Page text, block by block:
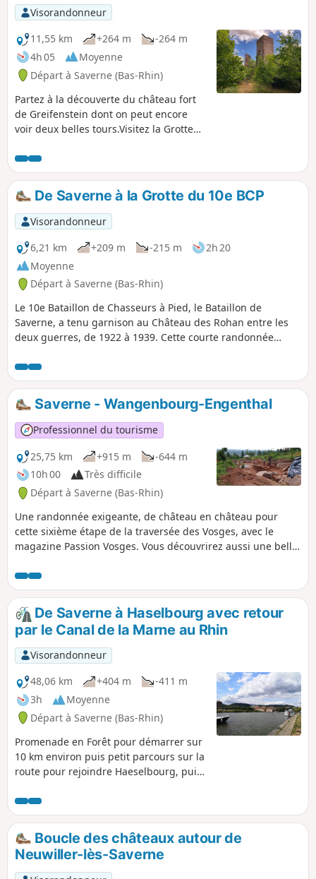
Visorandonneur
11,55 km
+264 m
-264 m
4h 05
Moyenne
Départ à Saverne (Bas-Rhin)
Partez à la découverte du château fort
de Greifenstein dont on peut encore
voir deux belles tours.Visitez la Grotte
dans le grès, surplombée d'un plateau
où un magnifique jardin alpestre a été
aménagé. Une vue surprenante sur le
château du Haut-Barr vous y attend !
De Saverne à la Grotte du 10e BCP
Visorandonneur
6,21 km
+209 m -215 m
2h 20
Moyenne
Départ à Saverne (Bas-Rhin)
Le 10e Bataillon de Chasseurs à Pied, le Bataillon de
Saverne, a tenu garnison au Château des Rohan entre les
deux guerres, de 1922 à 1939. Cette courte randonnée
place, à la grotte, un aménagement rustique a été réalisé
par l'Amicale des Diables Bleus de Saverne. Merci de le
respecter !
Saverne - Wangenbourg-Engenthal
Professionnel du tourisme
25,75 km
+915 m
-644 m
10h 00
Très difficile
Départ à Saverne (Bas-Rhin)
Une randonnée exigeante, de château en château pour
cette sixième étape de la traversée des Vosges, avec le
magazine Passion Vosges. Vous découvrirez aussi une belle
par Christian Bach dans le magazine Passion Vosges édité
par les DNA et L'Alsace.
De Saverne à Haselbourg avec retour
par le Canal de la Marne au Rhin
Visorandonneur
48,06 km
+404 m
-411 m
3h
Moyenne
Départ à Saverne (Bas-Rhin)
Promenade en Forêt pour démarrer sur
10 km environ puis petit parcours sur la
route pour rejoindre Haeselbourg, puis
du plan incliné d'Artzwiller.
Boucle des châteaux autour de
Neuwiller-lès-Saverne